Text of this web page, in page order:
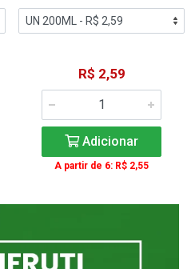
R$ 2,59
Adicionar
A partir de 6: R$ 2,55